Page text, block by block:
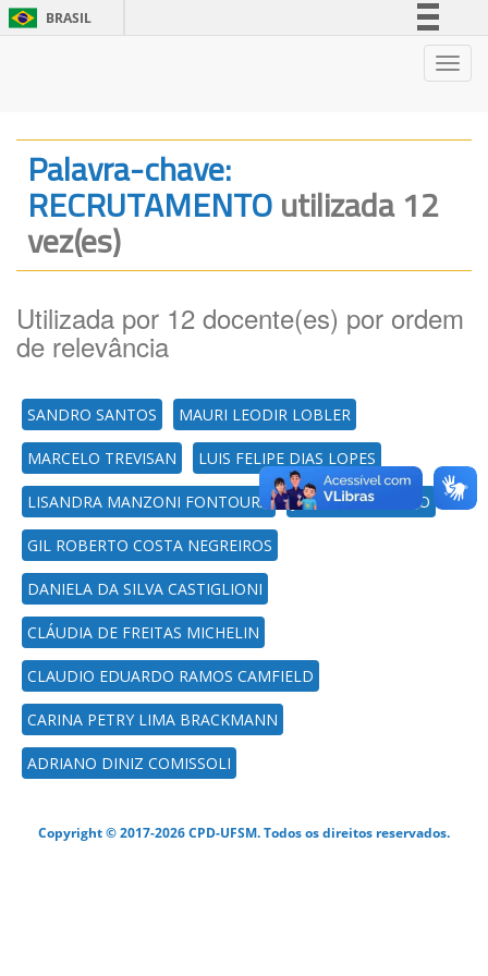
BRASIL
Canais
Palavra-chave:
RECRUTAMENTOutilizada 12
vez(es)
Utilizada por 12 docente(es) por ordem
de relevância
SANDRO SANTOS MAURI LEODIR LOBLER
MARCELO TREVISAN LUIS FELIPE DIAS LOPES
LISANDRA MANZONI FONTOURA JOSE IRAN RIBEIRO
GIL ROBERTO COSTA NEGREIROS
DANIELA DA SILVA CASTIGLIONI
CLÁUDIA DE FREITAS MICHELIN
CLAUDIO EDUARDO RAMOS CAMFIELD
CARINA PETRY LIMA BRACKMANN
ADRIANO DINIZ COMISSOLI
Copyright © 2017-2026 CPD-UFSM. Todos os direitos reservados.